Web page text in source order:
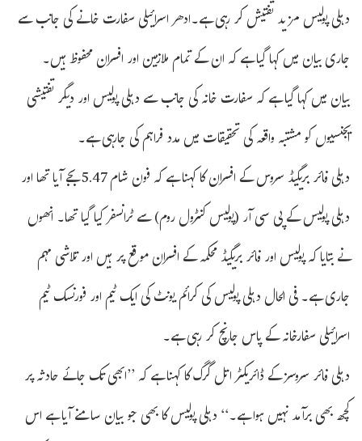
دہلی پولیس مزید تفتیش کر رہی ہے۔ادھر اسرائیلی سفارت خانے کی جانب سے
جاری بیان میں کہا گیا ہے کہ ان کے تمام ملازمین اور افسران محفوظ ہیں۔
بیان میں کہا گیا ہے کہ سفارت خانہ کی جانب سے دہلی پولیس اور دیگر تفتیشی
ایجنسیوں کو مشتبہ واقعہ کی تحقیقات میں مدد فراہم کی جارہی ہے۔
دہلی فائر بریگیڈ سروس کے افسران کا کہنا ہے کہ فون شام 5.47 بجے آیا تھا اور
دہلی پولیس کے پی سی آر (پولیس کنٹرول روم) سے ٹرانسفر کیا گیا تھا۔ انھوں
نے بتایا کہ پولیس اور فائر بریگیڈ محکمہ کے افسران موقع پر ہیں اور تلاشی مہم
جاری ہے۔ فی الحال دہلی پولیس کی کرائم یونٹ کی ایک ٹیم اور فورنسک ٹیم
اسرائیلی سفارخانہ کے پاس جانچ کر رہی ہے۔
دہلی فائر سروسز کے ڈائریکٹر اتل گرگ کا کہنا ہے کہ ’’ابھی تک جائے حادثہ پر
کچھ بھی برآمد نہیں ہوا ہے۔‘‘ دہلی پولیس کا بھی جو بیان سامنے آیا ہے اس